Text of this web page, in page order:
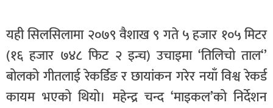
यही सिलसिलामा २०७९ वैशाख ९ गते ५ हजार १०५ मिटर
(१६ हजार ७४८ फिट २ इन्च) उचाइमा ‘तिलिचो ताल‘’
बोलको गीतलाई रेकर्डिङ र छायांकन गरेर नयाँ विश्व रेकर्ड
कायम भएको थियो। महेन्द्र चन्द ‘माइकल’को निर्देशन